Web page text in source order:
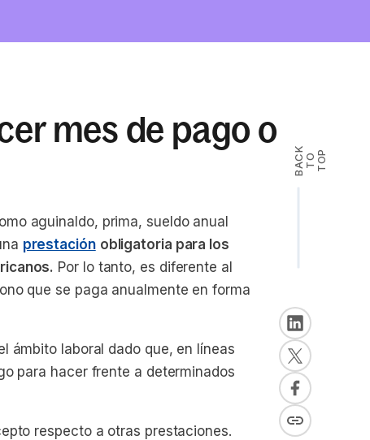
mes de pago o
aguinaldo, prima, sueldo anual
prestación obligatoria para los
Por lo tanto, es diferente al
que se paga anualmente en forma
ámbito laboral dado que, en líneas
para hacer frente a determinados
respecto a otras prestaciones.
B
A C
K
T O
T
O P